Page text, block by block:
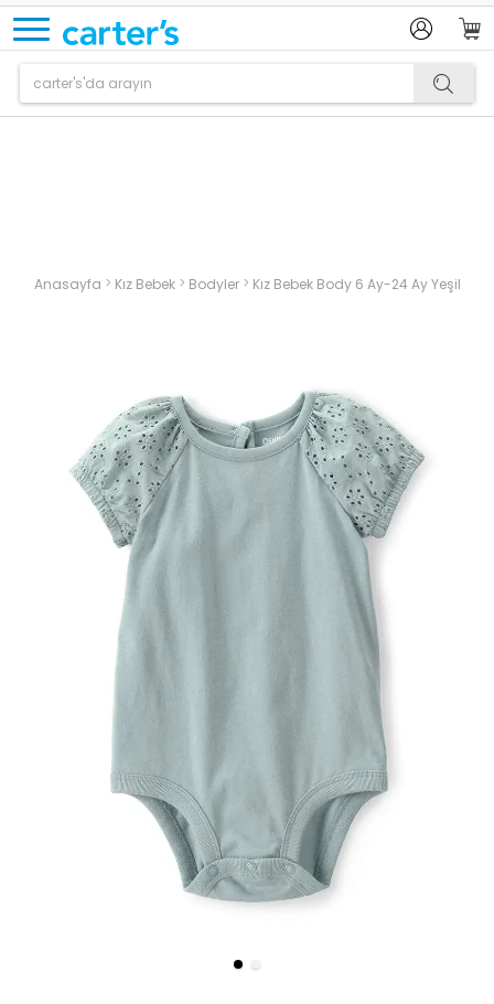
Anasayfa > Kız Bebek > Bodyler > Kız Bebek Body 6 Ay-24 Ay Yeşil
Ürün sepetinize eklenmiştir.